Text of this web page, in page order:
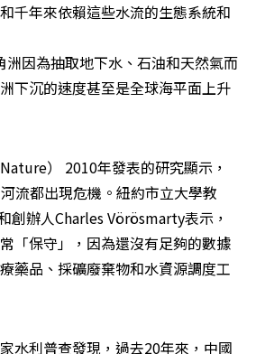
千年來依賴這些水流的生態系統和
洲因為抽取地下水、石油和天然氣而
下沉的速度甚至是全球海平面上升
） 2010年發表的研究顯示，
流都出現危機。紐約市立大學教
創辦人Charles Vörösmarty表示，
「保守」，因為還沒有足夠的數據
藥品、採礦廢棄物和水資源調度工
水利普查發現，過去20年來，中國